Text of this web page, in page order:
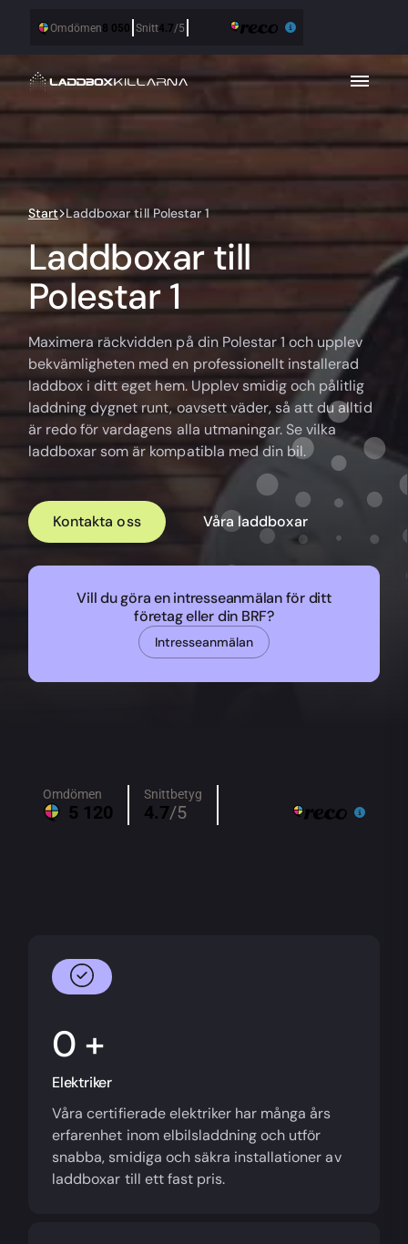
Start Laddboxar till Polestar 1
Laddboxar till
Polestar 1
Maximera räckvidden på din Polestar 1 och upplev
bekvämligheten med en professionellt installerad
laddbox i ditt eget hem. Upplev smidig och pålitlig
laddning dygnet runt, oavsett väder, så att du alltid
är redo för vardagens alla utmaningar. Se vilka
laddboxar som är kompatibla med din bil.
Kontakta oss Våra laddboxar
Vill du göra en intresseanmälan för ditt
företag eller din BRF?
Intresseanmälan
+
Elektriker
Våra certifierade elektriker har många års
erfarenhet inom elbilsladdning och utför
snabba, smidiga och säkra installationer av
laddboxar till ett fast pris.